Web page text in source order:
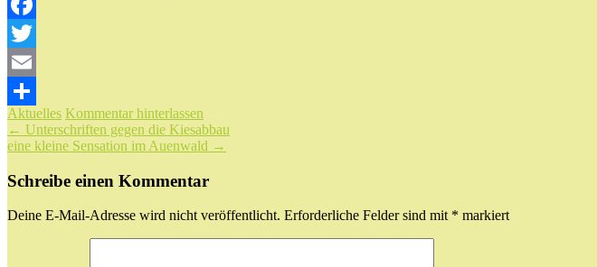
Facebook
Twitter
Email
Teilen
Aktuelles Kommentar hinterlassen
Beitragsnavigation
← Unterschriften gegen die Kiesabbau
eine kleine Sensation im Auenwald →
Schreibe einen Kommentar
Deine E-Mail-Adresse wird nicht veröffentlicht. Erforderliche Felder sind mit * markiert